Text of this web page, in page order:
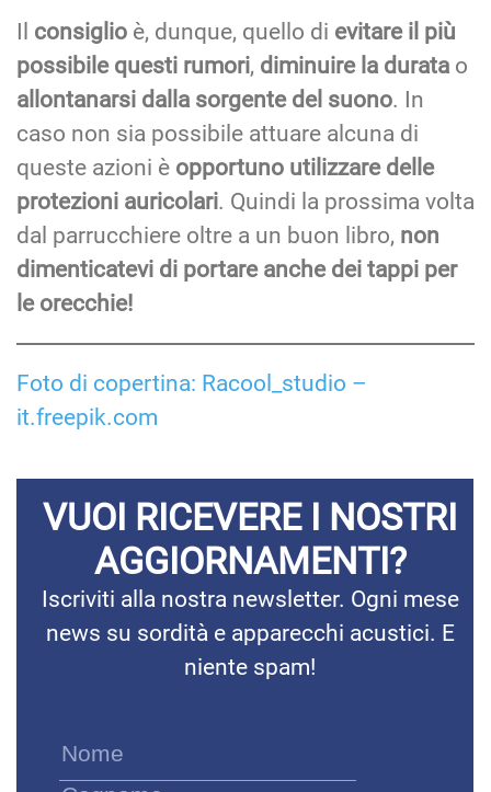
Il consiglio è, dunque, quello di evitare il più
possibile questi rumori, diminuire la durata o
allontanarsi dalla sorgente del suono. In
caso non sia possibile attuare alcuna di
queste azioni è opportuno utilizzare delle
protezioni auricolari. Quindi la prossima volta
dal parrucchiere oltre a un buon libro, non
dimenticatevi di portare anche dei tappi per
le orecchie!
Foto di copertina: Racool_studio –
it.freepik.com
VUOI RICEVERE I NOSTRI
AGGIORNAMENTI?
Iscriviti alla nostra newsletter. Ogni mese
news su sordità e apparecchi acustici. E
niente spam!